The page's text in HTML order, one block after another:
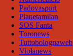
Padovasport
Pianetamilan
SOS Fanta
Toronews
Tuttobolognaweb
Violanews